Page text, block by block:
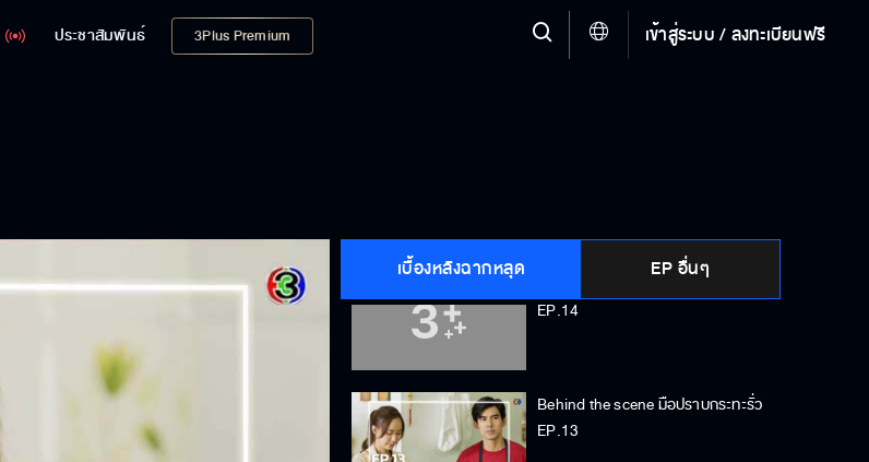
ประชาสัมพันธ์ 3Plus Premium เข้าสู่ระบบ / ลงทะเบียนฟรี
เบื้องหลังฉากหลุด EP อื่นๆ
Behind the scene มือปราบกระทะรั่ว
Behind the scene มือปราบกระทะรั่ว
EP.14
Behind the scene มือปราบกระทะรั่ว
EP.13